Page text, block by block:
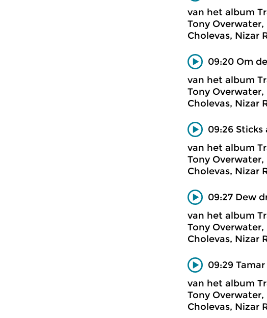
van het album
Tony
Cholevas, Nizar
09:20 Om
van het album
Tony
Cholevas, Nizar
09:26
van het album
Tony
Cholevas, Nizar
09:27 Dew
van het album
Tony
Cholevas, Nizar
09:29 Tamar
van het album
Tony
Cholevas, Nizar